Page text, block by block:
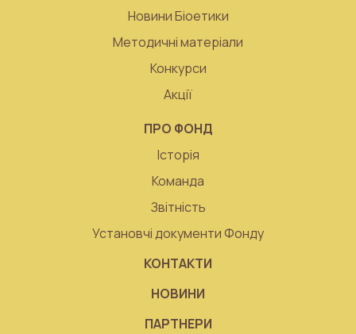
Новини Біоетики
Методичні матеріали
Конкурси
Акції
ПРО ФОНД
Історія
Команда
Звітність
Установчі документи Фонду
КОНТАКТИ
НОВИНИ
ПАРТНЕРИ